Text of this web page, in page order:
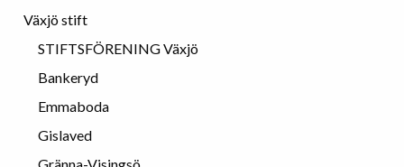
Växjö stift
STIFTSFÖRENING Växjö
Bankeryd
Emmaboda
Gislaved